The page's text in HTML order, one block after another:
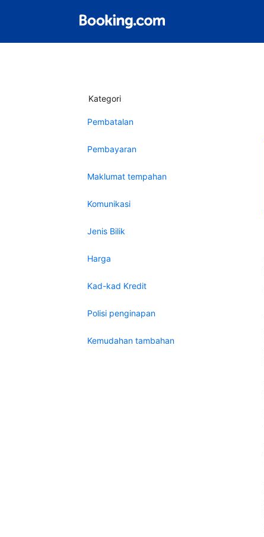
Kategori
Pembatalan
Pembayaran
Maklumat tempahan
Komunikasi
Jenis Bilik
Harga
Kad-kad Kredit
Polisi penginapan
Kemudahan tambahan